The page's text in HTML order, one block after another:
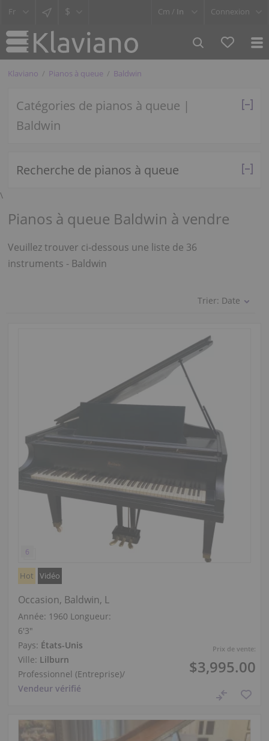
$ Cm / In Connexion
Klaviano Pianos à queue Baldwin
Catégories de pianos à queue |
Baldwin
Recherche de pianos à queue
\
Pianos à queue Baldwin à vendre
Veuillez trouver ci-dessous une liste de 36
instruments - Baldwin
Trier: Date
Prix de vente:
$3,995.00
Hot Vidéo
Occasion, Baldwin, L
Année: 1960 Longueur:
6′3″
Pays: États-Unis
Ville: Lilburn
Professionnel (Entreprise)/
Vendeur vérifié